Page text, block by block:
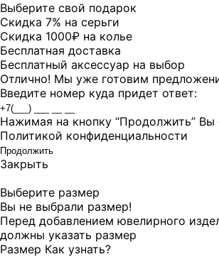
Выберите свой подарок
Скидка 7% на серьги
Скидка 1000₽ на колье
Бесплатная доставка
Бесплатный аксессуар на выбор
Отлично! Мы уже готовим
Введите номер куда придет ответ:
Нажимая на кнопку “Продолжить” Вы
Политикой конфиденциальности
Продолжить
Закрыть
Выберите размер
Вы не выбрали размер!
Перед добавлением ювелирного
должны указать размер
Размер Как узнать?